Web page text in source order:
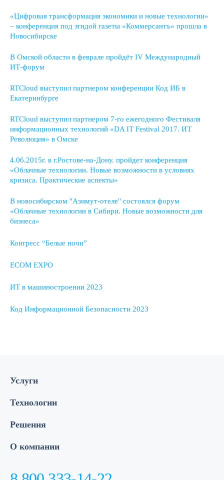
«Цифровая трансформация экономики и новые технологии»
– конференция под эгидой газеты «Коммерсантъ» прошла в
Новосибирске
В Омской области в феврале пройдёт IV Международный
ИТ-форум
RTCloud выступил партнером конференции Код ИБ в
Екатеринбурге
RTCloud выступил партнером 7-го ежегодного Фестиваля
информационных технологий «DA IT Festival 2017. ИТ
Революция» в Омске
4.06.2015г. в г.Ростове-на-Дону. пройдет конференция
«Облачные технологии. Новые возможности в условиях
кризиса. Практические аспекты»
В новосибирском "Азимут-отеле" состоялся форум
«Облачные технологии в Сибири. Новые возможности для
бизнеса»
Конгресс “Белые ночи”
ECOM EXPO
ИТ в машиностроении 2023
Код Информационной Безопасности 2023
Услуги
Технологии
Решения
О компании